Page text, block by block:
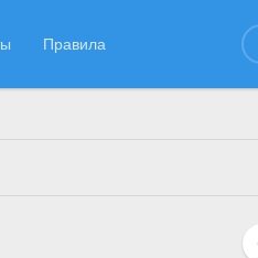
Правила